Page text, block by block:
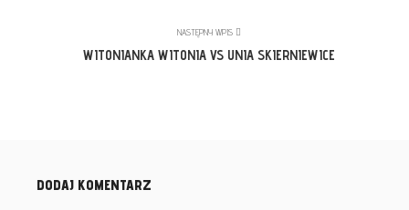
NASTĘPNY WPIS
WITONIANKA WITONIA VS UNIA SKIERNIEWICE
DODAJ KOMENTARZ